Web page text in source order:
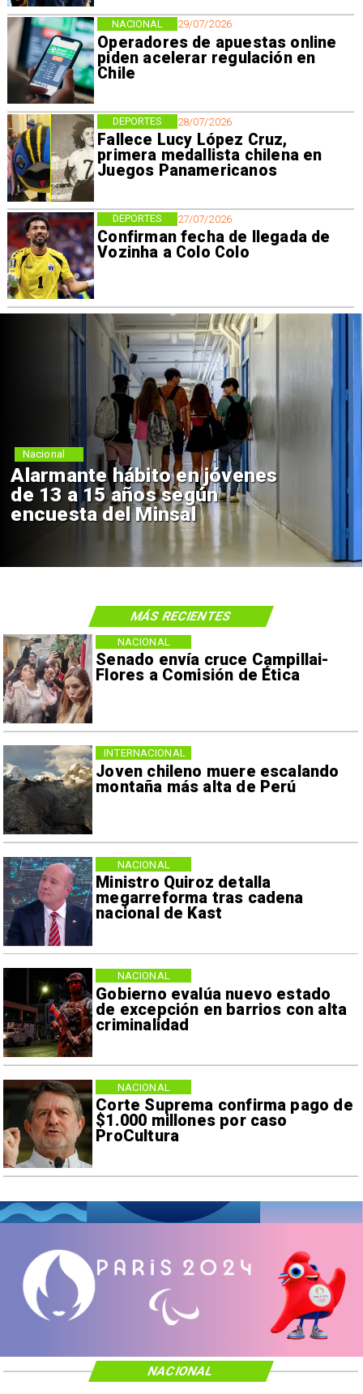
29/07/2026
Operadores de apuestas online
piden acelerar regulación en
Chile
NACIONAL
28/07/2026
Fallece Lucy López Cruz,
primera medallista chilena en
Juegos Panamericanos
DEPORTES
27/07/2026
Confirman fecha de llegada de
Vozinha a Colo Colo
DEPORTES
Alarmante hábito en jóvenes
de 13 a 15 años según
encuesta del Minsal
Nacional
Senado envía cruce Campillai-
Flores a Comisión de Ética
NACIONAL
Joven chileno muere escalando
montaña más alta de Perú
INTERNACIONAL
Ministro Quiroz detalla
megarreforma tras cadena
nacional de Kast
NACIONAL
Gobierno evalúa nuevo estado
de excepción en barrios con alta
criminalidad
NACIONAL
Corte Suprema confirma pago de
$1.000 millones por caso
ProCultura
NACIONAL
MÁS RECIENTES
NACIONAL